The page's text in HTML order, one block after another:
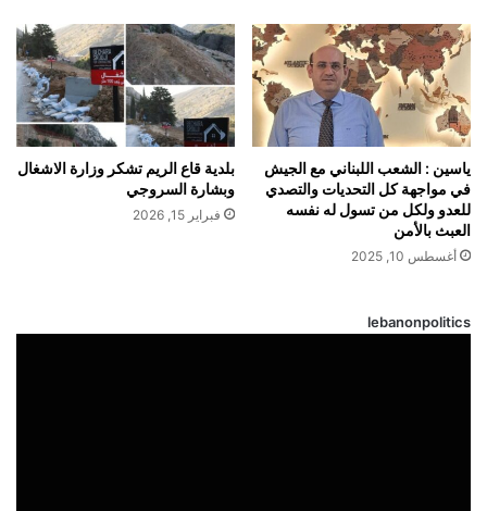
ياسين : الشعب اللبناني مع الجيش
في مواجهة كل التحديات والتصدي
للعدو ولكل من تسول له نفسه
العبث بالأمن
أغسطس 10, 2025
بلدية قاع الريم تشكر وزارة الاشغال
وبشارة السروجي
فبراير 15, 2026
lebanonpolitics